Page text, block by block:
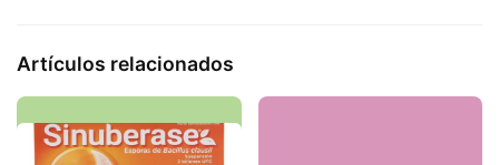
Artículos relacionados